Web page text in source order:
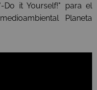
Do it Yourself!" para el
Planeta